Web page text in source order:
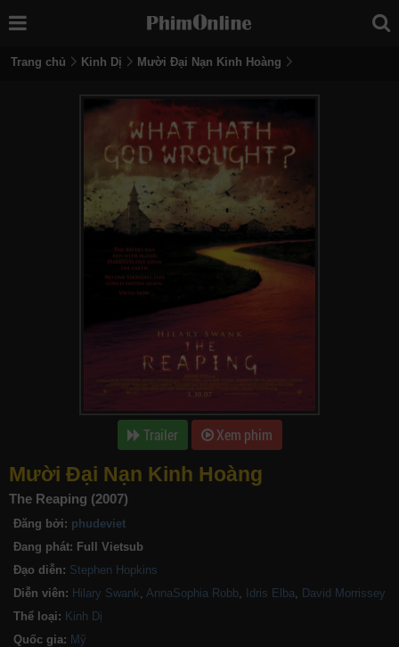
Trang chủ Kinh Dị Mười Đại Nạn Kinh Hoàng
Trailer Xem phim
Mười Đại Nạn Kinh Hoàng
The Reaping (2007)
Đăng bởi: phudeviet
Đang phát: Full Vietsub
Đạo diễn: Stephen Hopkins
Diễn viên: Hilary Swank, AnnaSophia Robb, Idris Elba, David Morrissey
Thể loại: Kinh Dị
Quốc gia: Mỹ